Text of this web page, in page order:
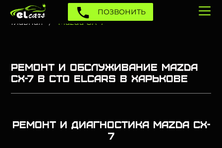
ПОЗВОНИТЬ
Главная Mazda CX-7
Ремонт и обслуживание Mazda
CX-7 в СТО Elcars в Харькове
Ремонт и диагностика Mazda CX-
7